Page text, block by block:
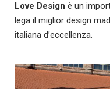
Love Design è un
lega il miglior design
italiana d’eccellenza.